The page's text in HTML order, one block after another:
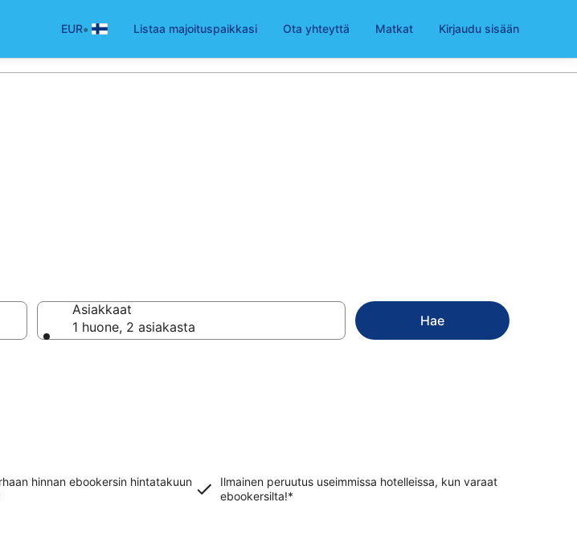
EUR• Listaa majoituspaikkasi Ota yhteyttä Matkat Kirjaudu sisään
Asiakkaat
1 huone, 2 asiakasta
Hae
hinnan ebookersin hintatakuun
Ilmainen peruutus useimmissa hotelleissa, kun varaat
ebookersilta!*